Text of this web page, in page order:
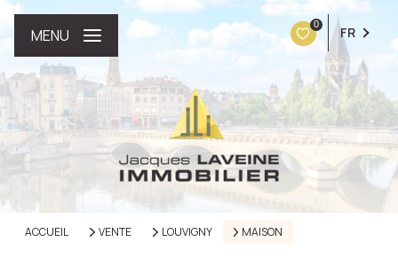
0 FR
MENU
ACCUEIL VENTE LOUVIGNY MAISON